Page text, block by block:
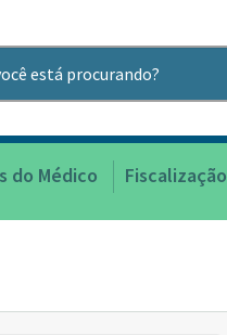
do Médico Fiscalização